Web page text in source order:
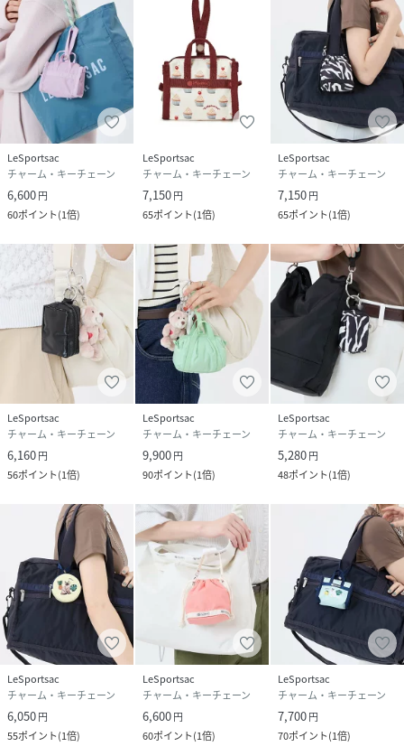
LeSportsac
チャーム・キーチェーン
6,600円
60ポイント(1倍)
LeSportsac
チャーム・キーチェーン
7,150円
65ポイント(1倍)
LeSportsac
チャーム・キーチェーン
7,150円
65ポイント(1倍)
LeSportsac
チャーム・キーチェーン
6,160円
56ポイント(1倍)
LeSportsac
チャーム・キーチェーン
9,900円
90ポイント(1倍)
LeSportsac
チャーム・キーチェーン
5,280円
48ポイント(1倍)
LeSportsac
チャーム・キーチェーン
6,050円
55ポイント(1倍)
LeSportsac
チャーム・キーチェーン
6,600円
60ポイント(1倍)
LeSportsac
チャーム・キーチェーン
7,700円
70ポイント(1倍)